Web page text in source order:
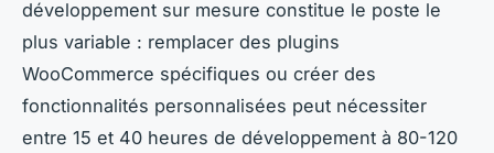
développement sur mesure constitue le poste le
plus variable : remplacer des plugins
WooCommerce spécifiques ou créer des
fonctionnalités personnalisées peut nécessiter
entre 15 et 40 heures de développement à 80-120